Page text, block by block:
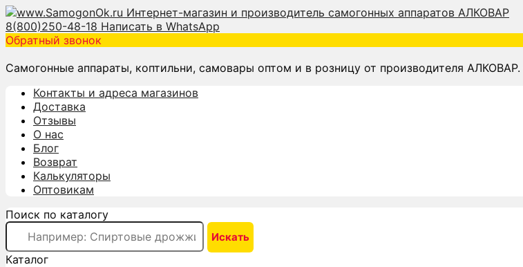
8(800)250-48-18 Написать в WhatsApp
Обратный звонок
Самогонные аппараты, коптильни, самовары оптом и в розницу от производителя АЛКОВАР.
Контакты и адреса магазинов
Доставка
Отзывы
О нас
Блог
Возврат
Калькуляторы
Оптовикам
Поиск по каталогу
Каталог